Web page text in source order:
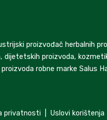
proizvođač herbalnih
dijetetskih proizvoda,
robne marke Salus
privatnosti Uslovi korištenja